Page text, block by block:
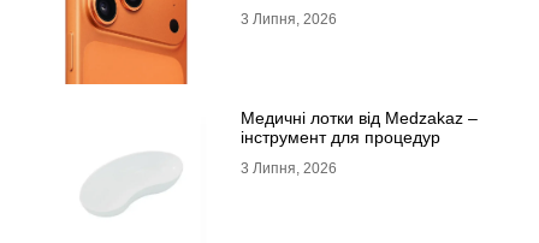
3 Липня, 2026
Медичні лотки від Medzakaz –
інструмент для процедур
3 Липня, 2026